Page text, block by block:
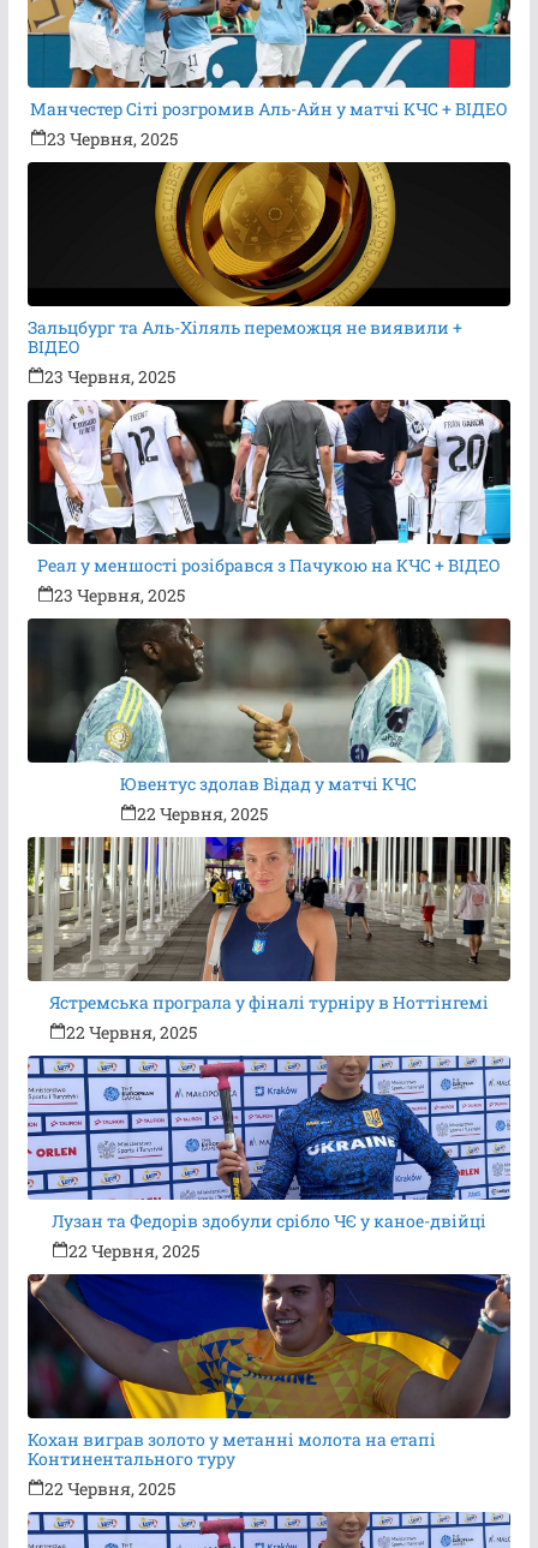
Манчестер Сіті розгромив Аль-Айн у матчі КЧС + ВІДЕО
23 Червня, 2025
Зальцбург та Аль-Хіляль переможця не виявили +
ВІДЕО
23 Червня, 2025
Реал у меншості розібрався з Пачукою на КЧС + ВІДЕО
23 Червня, 2025
Ювентус здолав Відад у матчі КЧС
22 Червня, 2025
Ястремська програла у фіналі турніру в Ноттінгемі
22 Червня, 2025
Лузан та Федорів здобули срібло ЧЄ у каное-двійці
22 Червня, 2025
Кохан виграв золото у метанні молота на етапі
Континентального туру
22 Червня, 2025